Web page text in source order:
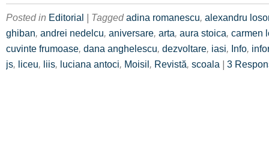
Posted in Editorial | Taggedadina romanescu, alexandru
ghiban, andrei nedelcu, aniversare, arta, aura stoica, carmen
cuvinte frumoase, dana anghelescu, dezvoltare, iasi, Info,
js, liceu, liis, luciana antoci, Moisil, Revistă, scoala | 3